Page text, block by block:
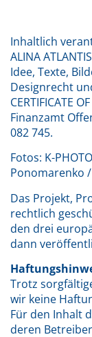
Inhaltlich
ALINA
Idee, Texte,
Designrecht
CERTIFICATE
Finanzamt
082 745.
Fotos: K-
Ponomarenko
Das Projekt,
rechtlich
den drei
dann
Trotz
wir keine
Für den Inhalt
deren